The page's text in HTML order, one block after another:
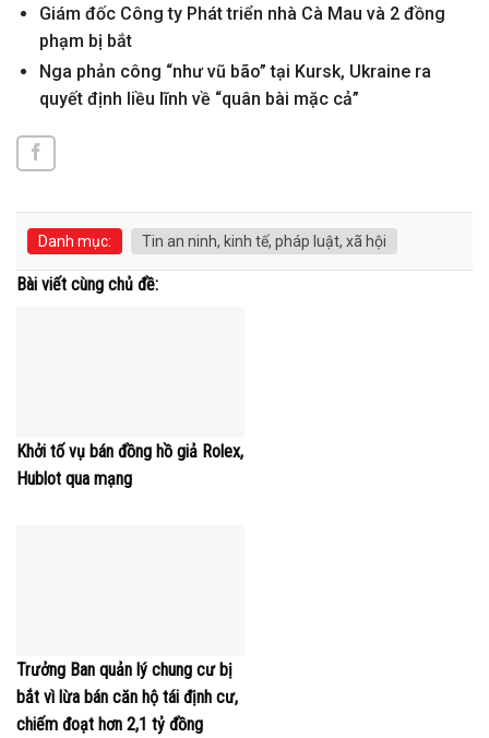
Giám đốc Công ty Phát triển nhà Cà Mau và 2 đồng
phạm bị bắt
Nga phản công “như vũ bão” tại Kursk, Ukraine ra
quyết định liều lĩnh về “quân bài mặc cả”
Danh mục: Tin an ninh, kinh tế, pháp luật, xã hội
Bài viết cùng chủ đề:
Khởi tố vụ bán đồng hồ giả Rolex,
Hublot qua mạng
Trưởng Ban quản lý chung cư bị
bắt vì lừa bán căn hộ tái định cư,
chiếm đoạt hơn 2,1 tỷ đồng